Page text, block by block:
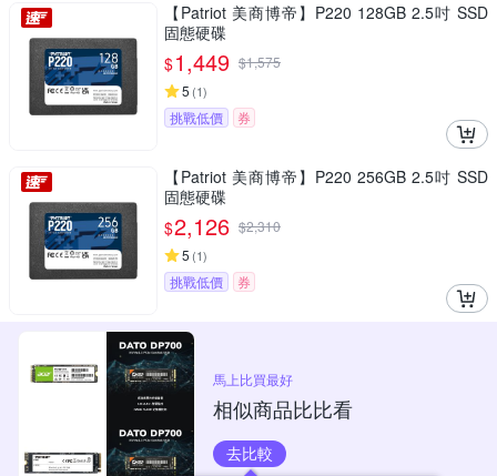
【Patriot 美商博帝】P220 128GB 2.5吋 SSD
固態硬碟
$1,449 $1,575
5 (1)
挑戰低價 券
【Patriot 美商博帝】P220 256GB 2.5吋 SSD
固態硬碟
$2,126 $2,310
5 (1)
挑戰低價 券
馬上比買最好
相似商品比比看
去比較